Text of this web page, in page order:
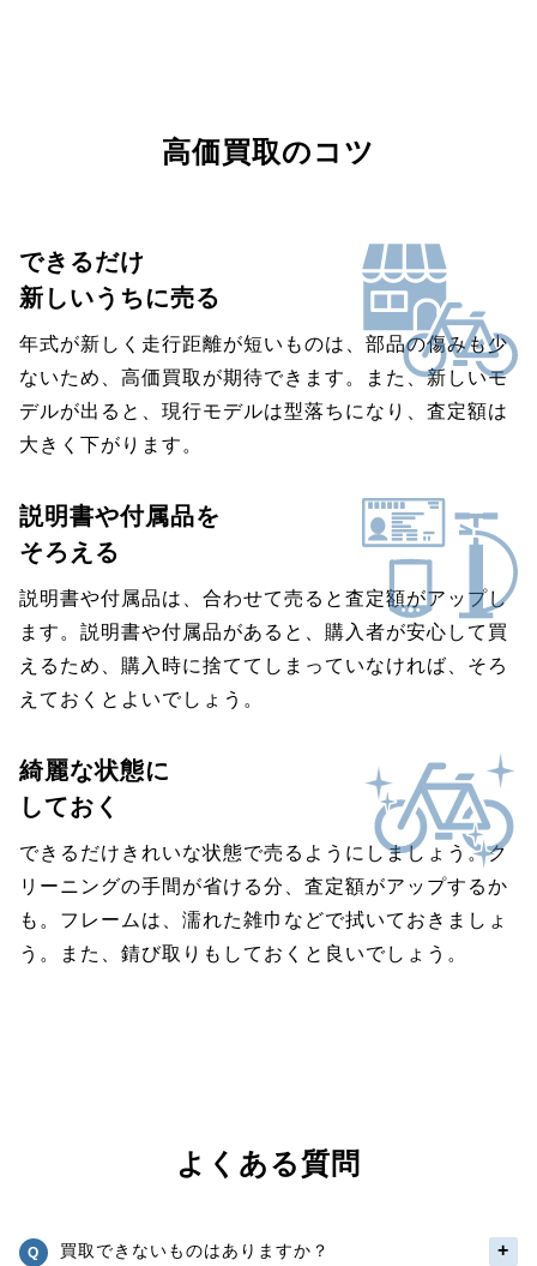
高価買取のコツ
できるだけ
新しいうちに売る
年式が新しく走行距離が短いものは、部品の傷みも少
ないため、高価買取が期待できます。また、新しいモ
デルが出ると、現行モデルは型落ちになり、査定額は
大きく下がります。
説明書や付属品を
そろえる
説明書や付属品は、合わせて売ると査定額がアップし
ます。説明書や付属品があると、購入者が安心して買
えるため、購入時に捨ててしまっていなければ、そろ
えておくとよいでしょう。
綺麗な状態に
しておく
できるだけきれいな状態で売るようにしましょう。ク
リーニングの手間が省ける分、査定額がアップするか
も。フレームは、濡れた雑巾などで拭いておきましょ
う。また、錆び取りもしておくと良いでしょう。
よくある質問
買取できないものはありますか？